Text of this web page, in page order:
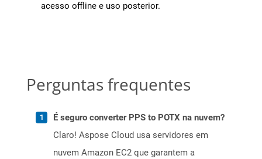
acesso offline e uso posterior.
Perguntas frequentes
É seguro converter PPS to POTX na nuvem?
Claro! Aspose Cloud usa servidores em
nuvem Amazon EC2 que garantem a